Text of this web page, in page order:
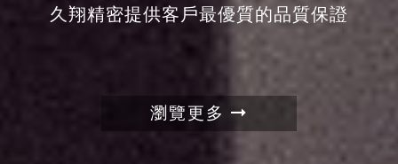
久翔精密提供客戶最優質的品質保證
瀏覽更多